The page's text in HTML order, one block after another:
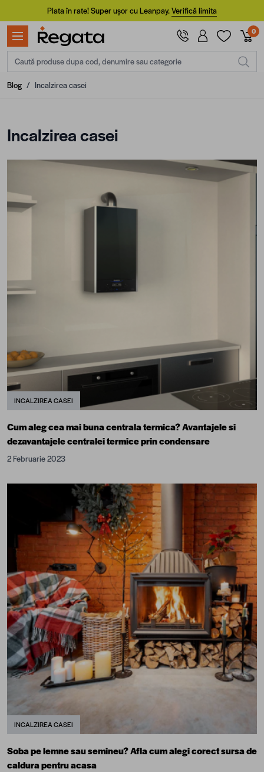
Mergi la ConținutPlata în rate! Super ușor cu Leanpay.Verifică limita
0
Caută produse dupa cod, denumire sau categorie
Blog / Incalzirea casei
Incalzirea casei
INCALZIREA CASEI
Cum aleg cea mai buna centrala termica? Avantajele si
dezavantajele centralei termice prin condensare
2 Februarie 2023
INCALZIREA CASEI
Soba pe lemne sau semineu? Afla cum alegi corect sursa de
caldura pentru acasa